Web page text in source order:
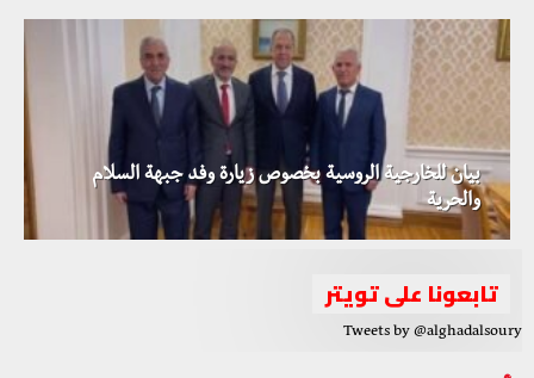
بيان للخارجية الروسية بخصوص زيارة وفد جبهة السلام
والحرية
تابعونا على تويتر
Tweets by @alghadalsoury